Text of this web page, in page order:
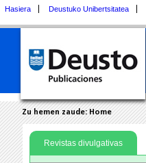
Hasiera Deustuko Unibertsitatea
Zu hemen zaude:Home
Revistas divulgativas